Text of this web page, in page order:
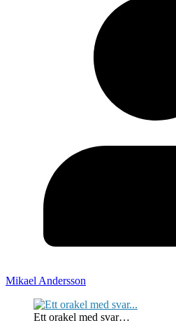
Mikael Andersson
Ett orakel med svar…